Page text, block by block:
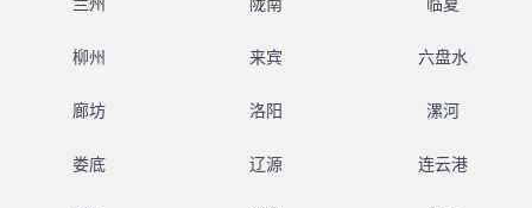
柳州 来宾 六盘水
廊坊 洛阳 漯河
娄底 辽源 连云港